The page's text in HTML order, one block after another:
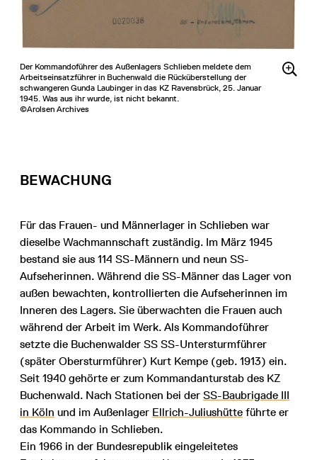
Der Kommandoführer des Außenlagers Schlieben meldete dem
Arbeitseinsatzführer in Buchenwald die Rücküberstellung der
schwangeren Gunda Laubinger in das KZ Ravensbrück, 25. Januar
1945. Was aus ihr wurde, ist nicht bekannt.
©Arolsen Archives
BEWACHUNG
Für das Frauen- und Männerlager in Schlieben war
dieselbe Wachmannschaft zuständig. Im März 1945
bestand sie aus 114 SS-Männern und neun SS-
Aufseherinnen. Während die SS-Männer das Lager von
außen bewachten, kontrollierten die Aufseherinnen im
Inneren des Lagers. Sie überwachten die Frauen auch
während der Arbeit im Werk. Als Kommandoführer
setzte die Buchenwalder SS SS-Untersturmführer
(später Obersturmführer) Kurt Kempe (geb. 1913) ein.
Seit 1940 gehörte er zum Kommandanturstab des KZ
Buchenwald. Nach Stationen bei der SS-Baubrigade III
in Köln und im Außenlager Ellrich-Juliushütte führte er
das Kommando in Schlieben.
Ein 1966 in der Bundesrepublik eingeleitetes